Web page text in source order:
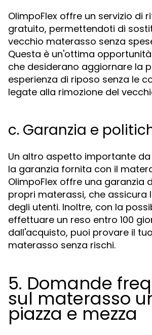
OlimpoFlex offre un servizio di
gratuito, permettendoti di
vecchio materasso senza
Questa è un'ottima
che desiderano aggiornare la
esperienza di riposo senza le
legate alla rimozione del
c. Garanzia e
Un altro aspetto importante
la garanzia fornita con il
OlimpoFlex offre una garanzia
propri materassi, che assicura
degli utenti. Inoltre, con la
effettuare un reso entro 100
dall'acquisto, puoi provare il
materasso senza rischi.
5. Domande
sul materasso
piazza e mezza